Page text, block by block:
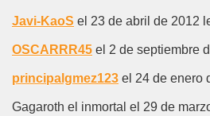
Javi-KaoS el 23 de abril de 2012
OSCARRR45 el 2 de septiembre
principalgmez123 el 24 de enero
Gagaroth el inmortal el 29 de